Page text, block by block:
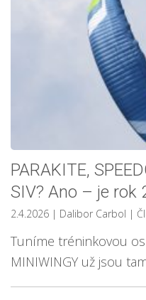
PARAKITE,
SIV? Ano – je rok
2.4.2026 | Dalibor Carbol |
Tuníme tréninkovou
MINIWINGY už jsou